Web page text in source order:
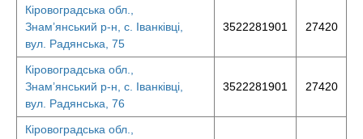
Кіровоградська обл.,
Знам’янський р-н, с. Іванківці,
вул. Радянська, 75
3522281901 27420
Кіровоградська обл.,
Знам’янський р-н, с. Іванківці,
вул. Радянська, 76
3522281901 27420
Кіровоградська обл.,